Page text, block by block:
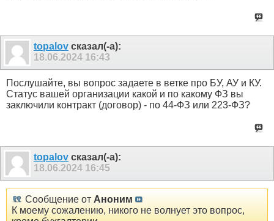
topalov сказал(-а):
18.06.2024 16:43
Послушайте, вы вопрос задаете в ветке про БУ, АУ и КУ.
Статус вашей организации какой и по какому ФЗ вы
заключили контракт (договор) - по 44-ФЗ или 223-ФЗ?
topalov сказал(-а):
18.06.2024 16:45
Сообщение от Аноним
К моему сожалению, никого не волнует это вопрос,